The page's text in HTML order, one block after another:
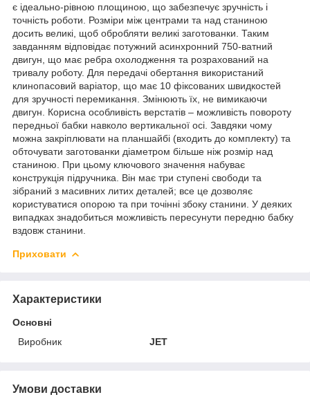
є ідеально-рівною площиною, що забезпечує зручність і
точність роботи. Розміри між центрами та над станиною
досить великі, щоб обробляти великі заготованки. Таким
завданням відповідає потужний асинхронний 750-ватний
двигун, що має ребра охолодження та розрахований на
тривалу роботу. Для передачі обертання використаний
клинопасовий варіатор, що має 10 фіксованих швидкостей
для зручності перемикання. Змінюють їх, не вимикаючи
двигун. Корисна особливість верстатів – можливість повороту
передньої бабки навколо вертикальної осі. Завдяки чому
можна закріплювати на планшайбі (входить до комплекту) та
обточувати заготованки діаметром більше ніж розмір над
станиною. При цьому ключового значення набуває
конструкція підручника. Він має три ступені свободи та
зібраний з масивних литих деталей; все це дозволяє
користуватися опорою та при точінні збоку станини. У деяких
випадках знадобиться можливість пересунути передню бабку
вздовж станини.
Приховати
Характеристики
Основні
Виробник
JET
Умови доставки